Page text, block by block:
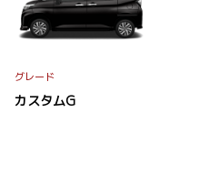
グレード
カスタムG